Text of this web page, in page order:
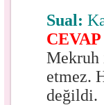
Sual:
CEVAP
Mekruh
etmez.
değildi.